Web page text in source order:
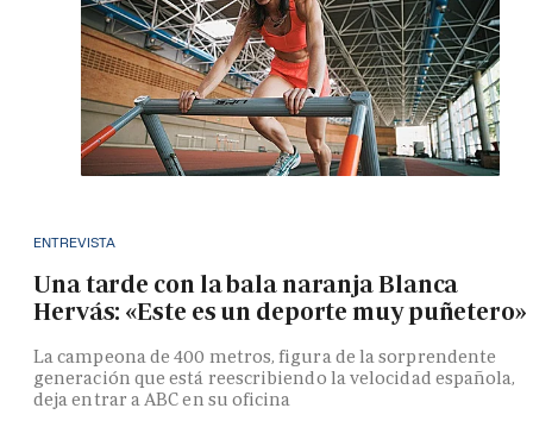
ENTREVISTA
Una tarde con la bala naranja Blanca
Hervás: «Este es un deporte muy puñetero»
La campeona de 400 metros, figura de la sorprendente
generación que está reescribiendo la velocidad española,
deja entrar a ABC en su oficina